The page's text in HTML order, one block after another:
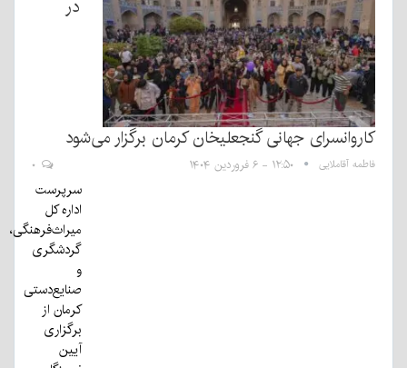
در
کاروانسرای جهانی گنجعلیخان کرمان برگزار می‌شود
فاطمه آقاملایی ۱۲:۵۰ - ۶ فروردین ۱۴۰۴
سرپرست
اداره کل
میراث‌فرهنگی،
گردشگری
و
صنایع‌دستی
کرمان از
برگزاری
آیین